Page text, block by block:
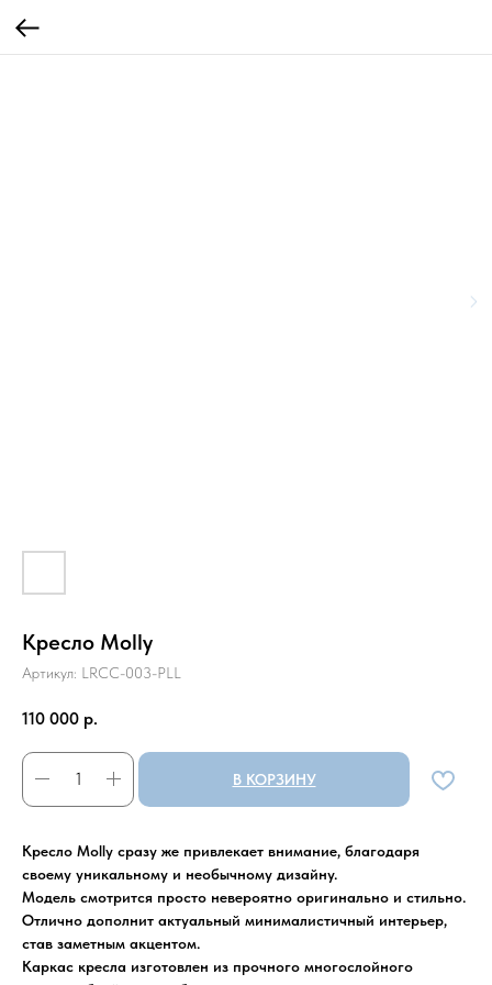
Кресло Molly
Артикул: LRCC-003-PLL
110 000 р.
В КОРЗИНУ
Кресло Molly сразу же привлекает внимание, благодаря
своему уникальному и необычному дизайну.
Модель смотрится просто невероятно оригинально и стильно.
Отлично дополнит актуальный минималистичный интерьер,
став заметным акцентом.
Каркас кресла изготовлен из прочного многослойного